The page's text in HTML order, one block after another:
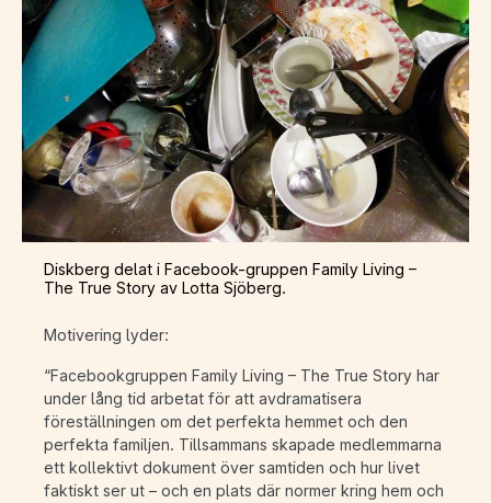
Diskberg delat i Facebook-gruppen Family Living –
The True Story av Lotta Sjöberg.
Motivering lyder:
“Facebookgruppen Family Living – The True Story har
under lång tid arbetat för att avdramatisera
föreställningen om det perfekta hemmet och den
perfekta familjen. Tillsammans skapade medlemmarna
ett kollektivt dokument över samtiden och hur livet
faktiskt ser ut – och en plats där normer kring hem och